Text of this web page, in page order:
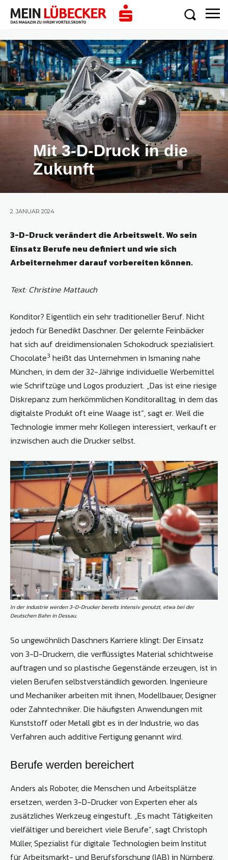
Mit 3-D-Druck in die
Zukunft
2. JANUAR 2024
3-D-Druck verändert die Arbeitswelt. Wo sein
Einsatz Berufe neu definiert und wie sich
Arbeiternehmer darauf vorbereiten können.
Text: Christine Mattauch
Konditor? Eigentlich ein sehr traditioneller Beruf. Nicht
jedoch für Benedikt Daschner. Der gelernte Feinbäcker
hat sich auf dreidimensionalen Schokodruck spezialisiert.
Chocolate3 heißt das Unternehmen in Ismaning nahe
München, in dem der 32-Jährige individuelle Werbemittel
wie Schriftzüge und Logos produziert. „Das ist eine riesige
Diskrepanz zum herkömmlichen Konditoralltag, in dem das
digitalste Produkt oft eine Waage ist“, sagt er. Weil die
Technologie immer mehr Kollegen interessiert, verkauft er
inzwischen auch die Drucker selbst.
In der industrie werden 3-D-Drucker bereits intensiv genutzt, etwa bei der
Deutschen Bahn in Dessau.
So ungewöhnlich Daschners Karriere klingt: Der Einsatz
von 3-D-Druckern, die verflüssigtes Material schichtweise
auftragen und so plastische Gegenstände erzeugen, ist in
vielen Berufen selbstverständlich geworden. Ingenieure
und Mechaniker arbeiten mit ihnen, Modellbauer, Designer
oder Zahntechniker. Die häufigsten Anwendungen mit
Kunststoff oder Metall gibt es in der Industrie, wo das
Verfahren auch additive Fertigung genannt wird.
Berufe werden bereichert
Anders als Roboter, die Menschen und Arbeitsplätze
ersetzen, werden 3-D-Drucker von Experten eher als
zusätzliches Werkzeug eingestuft. „Es macht Tätigkeiten
vielfältiger und bereichert viele Berufe“, sagt Christoph
Müller, Spezialist für digitale Technologien beim Institut
für Arbeitsmarkt- und Berufsforschung (IAB) in Nürnberg.